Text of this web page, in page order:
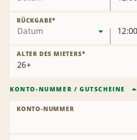
Datum
RÜCKGABE*
12:00
ALTER DES MIETERS*
KONTO-NUMMER / GUTSCHEINE
KONTO-NUMMER